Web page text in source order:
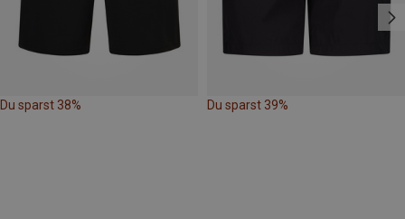
Du sparst 38% Du sparst 39%